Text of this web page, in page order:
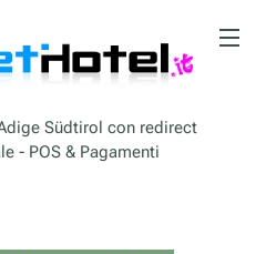
Südtirol con redirect
- POS & Pagamenti